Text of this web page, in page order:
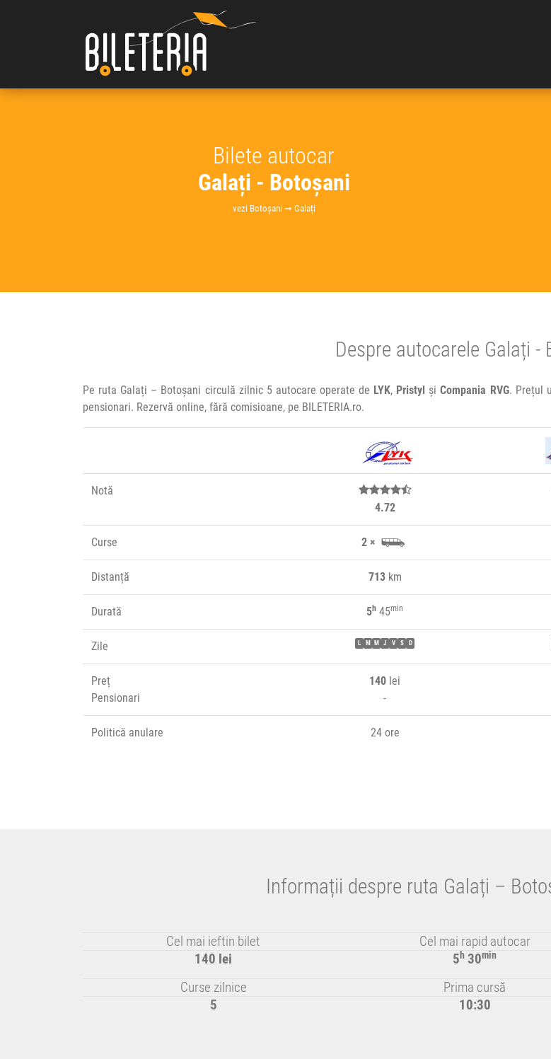
Bilete autocar
Galați - Botoșani
vezi Botoșani ➞ Galați
Despre autocarele Galați -
Pe ruta Galați – Botoșani circulă zilnic 5 autocare operate de LYK, Pristyl șiCompania RVG. Prețul
pensionari. Rezervă online, fără comisioane, pe BILETERIA.ro.
Notă
4.72
Curse 2 ×
Distanță 713km
Durată 5h 45min
Zile M M J V S D
Preț
Pensionari
140 lei
-
Politică anulare 24 ore
Informații despre ruta Galați –
Cel mai ieftin bilet
140 lei
Cel mai rapid autocar
5h 30min
Curse zilnice
5
Prima cursă
10:30